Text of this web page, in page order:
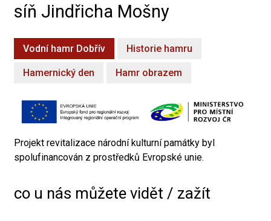
síň Jindřicha Mošny
Vodní hamr Dobřív Historie hamru
Hamernický den Hamr obrazem
Projekt revitalizace národní kulturní památky byl
spolufinancován z prostředků Evropské unie.
co u nás můžete vidět / zažít